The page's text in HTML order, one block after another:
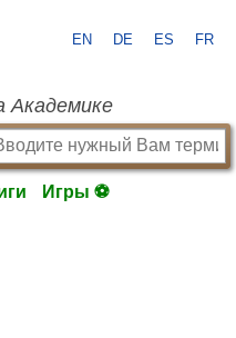
EN DE ES FR
Академике
Игры ⚽